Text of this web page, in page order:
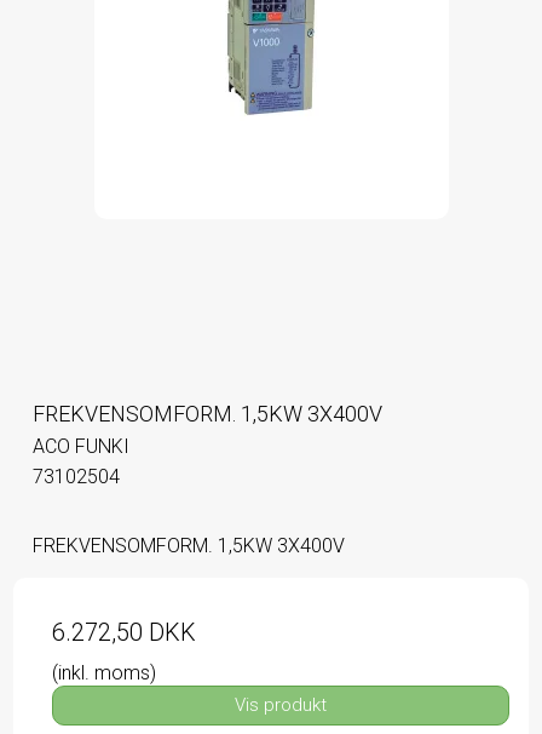
FREKVENSOMFORM. 1,5KW 3X400V
ACO FUNKI
73102504
FREKVENSOMFORM. 1,5KW 3X400V
6.272,50 DKK
(inkl. moms)
Vis produkt